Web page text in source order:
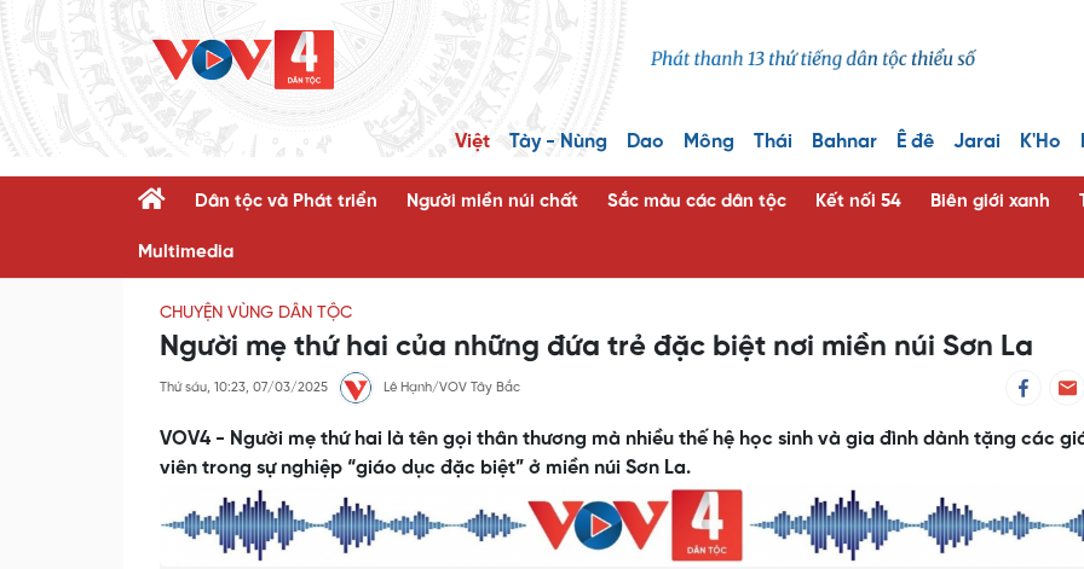
Việt Tày - Nùng Dao Mông Thái Bahnar Ê đê Jarai K'Ho
Dân tộc và Phát triển Người miền núi chất Sắc màu các dân tộc Kết nối 54 Biên giới xanh
Multimedia
CHUYỆN VÙNG DÂN TỘC
Người mẹ thứ hai của những đứa trẻ đặc biệt nơi miền núi Sơn La
Thứ sáu, 10:23, 07/03/2025 Lê Hạnh/VOV Tây Bắc
VOV4 - Người mẹ thứ hai là tên gọi thân thương mà nhiều thế hệ học sinh và gia đình dành tặng các
viên trong sự nghiệp “giáo dục đặc biệt” ở miền núi Sơn La.